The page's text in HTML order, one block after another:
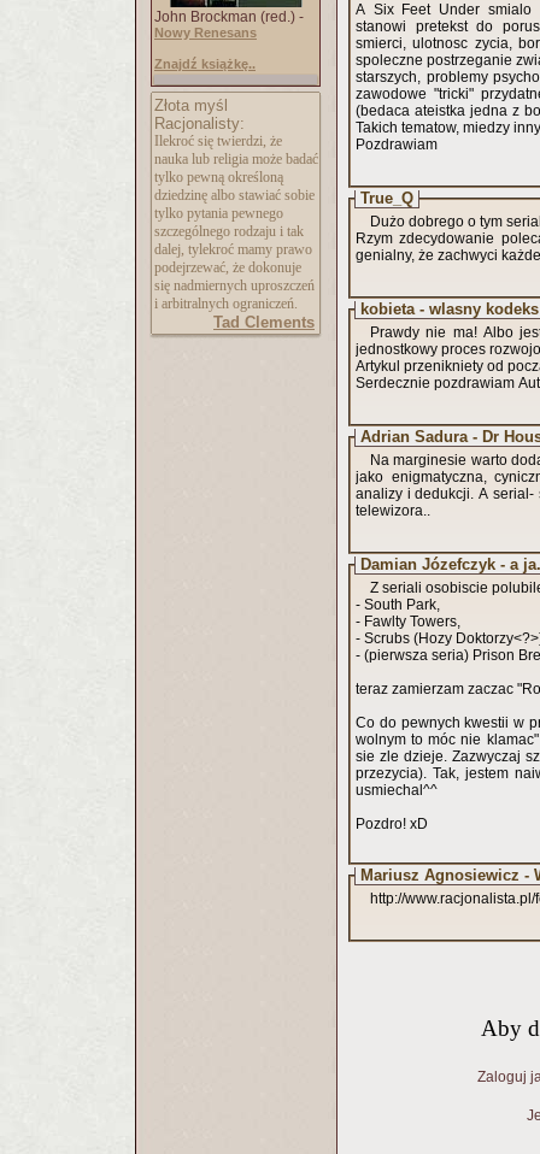
John Brockman (red.) -
Nowy Renesans
Znajdź książkę..
Złota myśl
Racjonalisty:
Ilekroć się twierdzi, że
nauka lub religia może badać
tylko pewną określoną
dziedzinę albo stawiać sobie
tylko pytania pewnego
szczególnego rodzaju i tak
dalej, tylekroć mamy prawo
podejrzewać, że dokonuje
się nadmiernych uproszczeń
i arbitralnych ograniczeń.
Tad Clements
A Six Feet Under smialo
stanowi pretekst do
smierci, ulotnosc zycia,
spoleczne postrzeganie
starszych, problemy
zawodowe "tricki"
(bedaca ateistka jedna z
Takich tematow, miedzy
Pozdrawiam
True_Q
Dużo dobrego o tym
Rzym zdecydowanie
genialny, że zachwyci
kobieta - wlasny
Prawdy nie ma! Albo jest jakas wzgledna, zawierajaca dla kazdego jego ukryty sens wlasny -
jednostkowy proces
Artykul przenikniety od
Serdecznie pozdrawiam
Adrian Sadura - Dr
Na marginesie warto
jako enigmatyczna,
analizy i dedukcji. A serial- świetny, mimo, że również nie przepadam za wpatrywaniem się w ekran
telewizora..
Damian Józefczyk - a
Z seriali osobiscie
- South Park,
- Fawlty Towers,
- Scrubs (Hozy
- (pierwsza seria) Prison
teraz zamierzam zaczac
Co do pewnych kwestii w
wolnym to móc nie
sie zle dzieje. Zazwyczaj
przezycia). Tak, jestem
usmiechal^^
Pozdro! xD
Mariusz Agnosiewicz -
http://
Aby
Zaloguj